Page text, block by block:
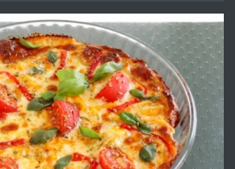
преди 10 месеца
Професионална броячна машина -
със сертификат от ЕЦБ
преди 1 година